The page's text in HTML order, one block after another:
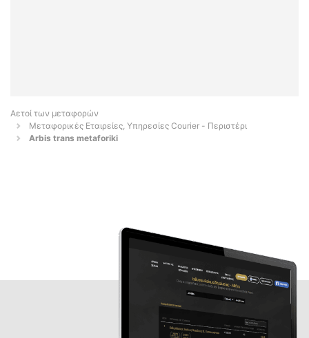
Αετοί των μεταφορών
Μεταφορικές Εταιρείες, Υπηρεσίες Courier - Περιστέρι
Arbis trans metaforiki